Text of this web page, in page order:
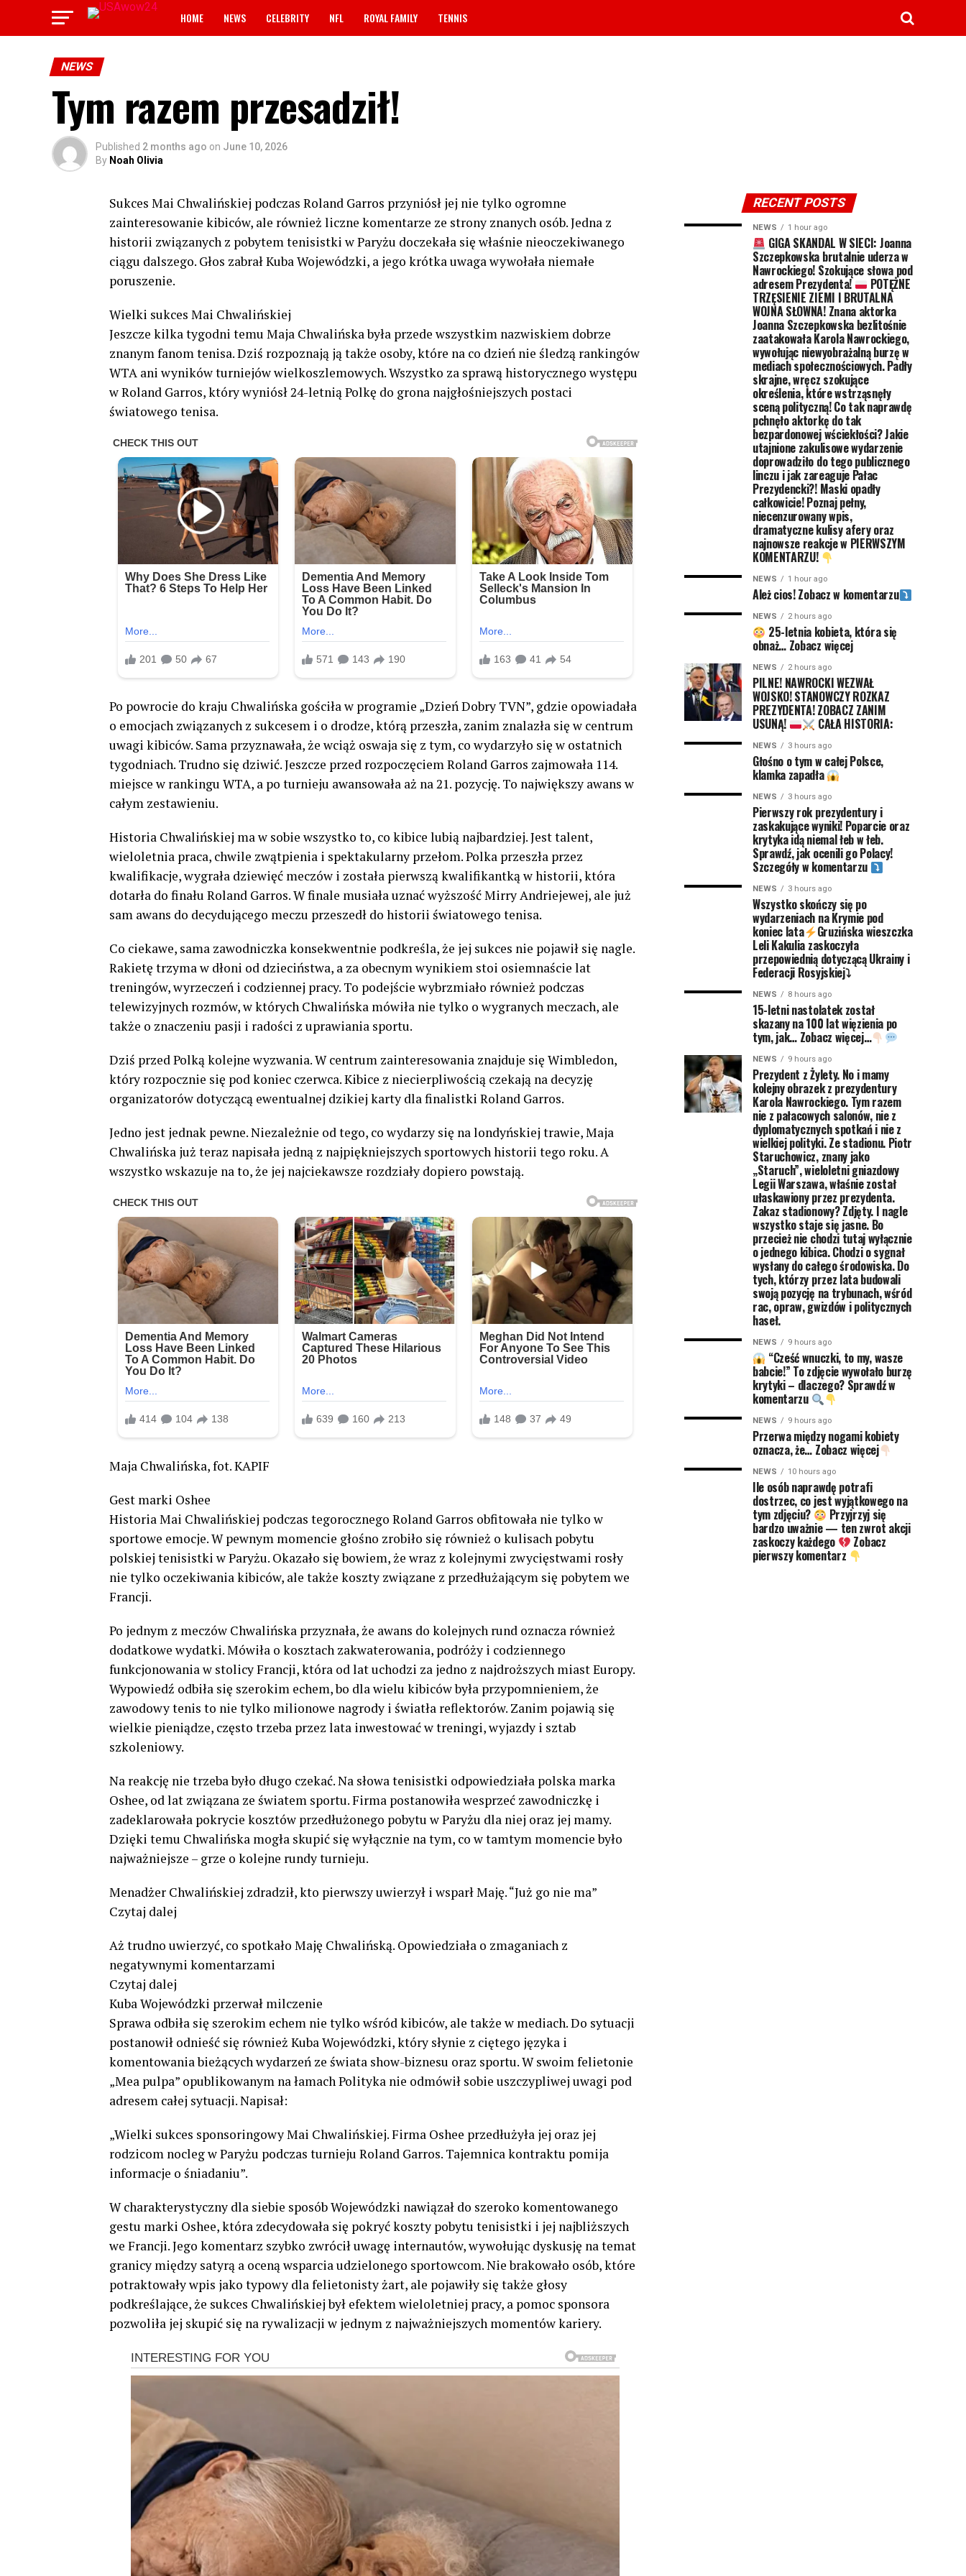
HOME NEWS CELEBRITY NFL ROYAL FAMILY TENNIS
NEWS
Tym razem przesadził!
Published 2 months ago on June 10, 2026
By Noah Olivia
Sukces Mai Chwalińskiej podczas Roland Garros przyniósł jej nie tylko ogromne
zainteresowanie kibiców, ale również liczne komentarze ze strony znanych osób. Jedna z
historii związanych z pobytem tenisistki w Paryżu doczekała się właśnie nieoczekiwanego
ciągu dalszego. Głos zabrał Kuba Wojewódzki, a jego krótka uwaga wywołała niemałe
poruszenie.
Wielki sukces Mai Chwalińskiej
Jeszcze kilka tygodni temu Maja Chwalińska była przede wszystkim nazwiskiem dobrze
znanym fanom tenisa. Dziś rozpoznają ją także osoby, które na co dzień nie śledzą rankingów
WTA ani wyników turniejów wielkoszlemowych. Wszystko za sprawą historycznego występu
w Roland Garros, który wyniósł 24-letnią Polkę do grona najgłośniejszych postaci
światowego tenisa.
Po powrocie do kraju Chwalińska gościła w programie „Dzień Dobry TVN”, gdzie opowiadała
o emocjach związanych z sukcesem i o drodze, którą przeszła, zanim znalazła się w centrum
uwagi kibiców. Sama przyznawała, że wciąż oswaja się z tym, co wydarzyło się w ostatnich
tygodniach. Trudno się dziwić. Jeszcze przed rozpoczęciem Roland Garros zajmowała 114.
miejsce w rankingu WTA, a po turnieju awansowała aż na 21. pozycję. To największy awans w
całym zestawieniu.
Historia Chwalińskiej ma w sobie wszystko to, co kibice lubią najbardziej. Jest talent,
wieloletnia praca, chwile zwątpienia i spektakularny przełom. Polka przeszła przez
kwalifikacje, wygrała dziewięć meczów i została pierwszą kwalifikantką w historii, która
dotarła do finału Roland Garros. W finale musiała uznać wyższość Mirry Andriejewej, ale już
sam awans do decydującego meczu przeszedł do historii światowego tenisa.
Co ciekawe, sama zawodniczka konsekwentnie podkreśla, że jej sukces nie pojawił się nagle.
Rakietę trzyma w dłoni od dzieciństwa, a za obecnym wynikiem stoi osiemnaście lat
treningów, wyrzeczeń i codziennej pracy. To podejście wybrzmiało również podczas
telewizyjnych rozmów, w których Chwalińska mówiła nie tylko o wygranych meczach, ale
także o znaczeniu pasji i radości z uprawiania sportu.
Dziś przed Polką kolejne wyzwania. W centrum zainteresowania znajduje się Wimbledon,
który rozpocznie się pod koniec czerwca. Kibice z niecierpliwością czekają na decyzję
organizatorów dotyczącą ewentualnej dzikiej karty dla finalistki Roland Garros.
Jedno jest jednak pewne. Niezależnie od tego, co wydarzy się na londyńskiej trawie, Maja
Chwalińska już teraz napisała jedną z najpiękniejszych sportowych historii tego roku. A
wszystko wskazuje na to, że jej najciekawsze rozdziały dopiero powstają.
Maja Chwalińska, fot. KAPIF
Gest marki Oshee
Historia Mai Chwalińskiej podczas tegorocznego Roland Garros obfitowała nie tylko w
sportowe emocje. W pewnym momencie głośno zrobiło się również o kulisach pobytu
polskiej tenisistki w Paryżu. Okazało się bowiem, że wraz z kolejnymi zwycięstwami rosły
nie tylko oczekiwania kibiców, ale także koszty związane z przedłużającym się pobytem we
Francji.
Po jednym z meczów Chwalińska przyznała, że awans do kolejnych rund oznacza również
dodatkowe wydatki. Mówiła o kosztach zakwaterowania, podróży i codziennego
funkcjonowania w stolicy Francji, która od lat uchodzi za jedno z najdroższych miast Europy.
Wypowiedź odbiła się szerokim echem, bo dla wielu kibiców była przypomnieniem, że
zawodowy tenis to nie tylko milionowe nagrody i światła reflektorów. Zanim pojawią się
wielkie pieniądze, często trzeba przez lata inwestować w treningi, wyjazdy i sztab
szkoleniowy.
Na reakcję nie trzeba było długo czekać. Na słowa tenisistki odpowiedziała polska marka
Oshee, od lat związana ze światem sportu. Firma postanowiła wesprzeć zawodniczkę i
zadeklarowała pokrycie kosztów przedłużonego pobytu w Paryżu dla niej oraz jej mamy.
Dzięki temu Chwalińska mogła skupić się wyłącznie na tym, co w tamtym momencie było
najważniejsze – grze o kolejne rundy turnieju.
Menadżer Chwalińskiej zdradził, kto pierwszy uwierzył i wsparł Maję. “Już go nie ma”
Czytaj dalej
Aż trudno uwierzyć, co spotkało Maję Chwalińską. Opowiedziała o zmaganiach z
negatywnymi komentarzami
Czytaj dalej
Kuba Wojewódzki przerwał milczenie
Sprawa odbiła się szerokim echem nie tylko wśród kibiców, ale także w mediach. Do sytuacji
postanowił odnieść się również Kuba Wojewódzki, który słynie z ciętego języka i
komentowania bieżących wydarzeń ze świata show-biznesu oraz sportu. W swoim felietonie
„Mea pulpa” opublikowanym na łamach Polityka nie odmówił sobie uszczypliwej uwagi pod
adresem całej sytuacji. Napisał:
„Wielki sukces sponsoringowy Mai Chwalińskiej. Firma Oshee przedłużyła jej oraz jej
rodzicom nocleg w Paryżu podczas turnieju Roland Garros. Tajemnica kontraktu pomija
informacje o śniadaniu”.
W charakterystyczny dla siebie sposób Wojewódzki nawiązał do szeroko komentowanego
gestu marki Oshee, która zdecydowała się pokryć koszty pobytu tenisistki i jej najbliższych
we Francji. Jego komentarz szybko zwrócił uwagę internautów, wywołując dyskusję na temat
granicy między satyrą a oceną wsparcia udzielonego sportowcom. Nie brakowało osób, które
potraktowały wpis jako typowy dla felietonisty żart, ale pojawiły się także głosy
podkreślające, że sukces Chwalińskiej był efektem wieloletniej pracy, a pomoc sponsora
pozwoliła jej skupić się na rywalizacji w jednym z najważniejszych momentów kariery.
RECENT POSTS
NEWS 1 hour ago
GIGA SKANDAL W SIECI: Joanna
Szczepkowska brutalnie uderza w
Nawrockiego! Szokujące słowa pod
adresem Prezydenta! POTĘŻNE
TRZĘSIENIE ZIEMI I BRUTALNA
WOJNA SŁOWNA! Znana aktorka
Joanna Szczepkowska bezlitośnie
zaatakowała Karola Nawrockiego,
wywołując niewyobrażalną burzę w
mediach społecznościowych. Padły
skrajne, wręcz szokujące
określenia, które wstrząsnęły
sceną polityczną! Co tak naprawdę
pchnęło aktorkę do tak
bezpardonowej wściekłości? Jakie
utajnione zakulisowe wydarzenie
doprowadziło do tego publicznego
linczu i jak zareaguje Pałac
Prezydencki?! Maski opadły
całkowicie! Poznaj pełny,
niecenzurowany wpis,
dramatyczne kulisy afery oraz
najnowsze reakcje w PIERWSZYM
KOMENTARZU!
NEWS 1 hour ago
Ależ cios! Zobacz w komentarzu
NEWS 2 hours ago
25-letnia kobieta, która się
obnaż… Zobacz więcej
NEWS 2 hours ago
PILNE! NAWROCKI WEZWAŁ
WOJSKO! STANOWCZY ROZKAZ
PREZYDENTA! ZOBACZ ZANIM
USUNĄ! CAŁA HISTORIA:
NEWS 3 hours ago
Głośno o tym w całej Polsce,
klamka zapadła
NEWS 3 hours ago
Pierwszy rok prezydentury i
zaskakujące wyniki! Poparcie oraz
krytyka idą niemal łeb w łeb.
Sprawdź, jak ocenili go Polacy!
Szczegóły w komentarzu
NEWS 3 hours ago
Wszystko skończy się po
wydarzeniach na Krymie pod
koniec lata Gruzińska wieszczka
Leli Kakulia zaskoczyła
przepowiednią dotyczącą Ukrainy i
Federacji Rosyjskiej⤵
NEWS 8 hours ago
15-letni nastolatek został
skazany na 100 lat więzienia po
tym, jak… Zobacz więcej…
NEWS 9 hours ago
Prezydent z Żylety. No i mamy
kolejny obrazek z prezydentury
Karola Nawrockiego. Tym razem
nie z pałacowych salonów, nie z
dyplomatycznych spotkań i nie z
wielkiej polityki. Ze stadionu. Piotr
Staruchowicz, znany jako
„Staruch”, wieloletni gniazdowy
Legii Warszawa, właśnie został
ułaskawiony przez prezydenta.
Zakaz stadionowy? Zdjęty. I nagle
wszystko staje się jasne. Bo
przecież nie chodzi tutaj wyłącznie
o jednego kibica. Chodzi o sygnał
wysłany do całego środowiska. Do
tych, którzy przez lata budowali
swoją pozycję na trybunach, wśród
rac, opraw, gwizdów i politycznych
haseł.
NEWS 9 hours ago
“Cześć wnuczki, to my, wasze
babcie!” To zdjęcie wywołało burzę
krytyki – dlaczego? Sprawdź w
komentarzu
NEWS 9 hours ago
Przerwa między nogami kobiety
oznacza, że… Zobacz więcej
NEWS 10 hours ago
Ile osób naprawdę potrafi
dostrzec, co jest wyjątkowego na
tym zdjęciu? Przyjrzyj się
bardzo uważnie — ten zwrot akcji
zaskoczy każdego Zobacz
pierwszy komentarz